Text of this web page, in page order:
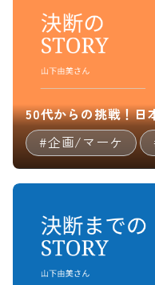
50代からの挑戦！日
#企画/マーケ